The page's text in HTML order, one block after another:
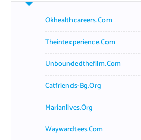
Okhealthcareers.com
Theintexperience.com
Unboundedthefilm.com
Catfriends-Bg.org
Marianlives.org
Waywardtees.com